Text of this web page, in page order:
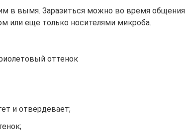
в вымя. Заразиться можно во время общения
или еще только носителями микроба.
оттенок
и отвердевает;